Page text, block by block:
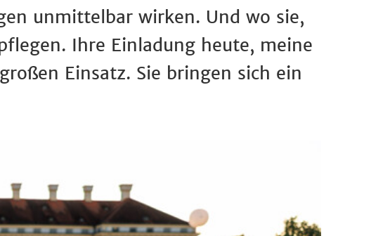
unmittelbar wirken. Und wo sie,
Ihre Einladung heute, meine
Einsatz. Sie bringen sich ein